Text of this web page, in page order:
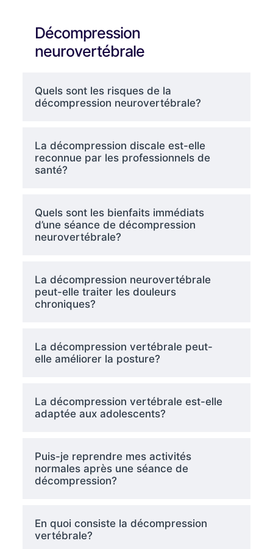
Décompression
neurovertébrale
Quels sont les risques de la
décompression neurovertébrale?
La décompression discale est-elle
reconnue par les professionnels de
santé?
Quels sont les bienfaits immédiats
d’une séance de décompression
neurovertébrale?
La décompression neurovertébrale
peut-elle traiter les douleurs
chroniques?
La décompression vertébrale peut-
elle améliorer la posture?
La décompression vertébrale est-elle
adaptée aux adolescents?
Puis-je reprendre mes activités
normales après une séance de
décompression?
En quoi consiste la décompression
vertébrale?